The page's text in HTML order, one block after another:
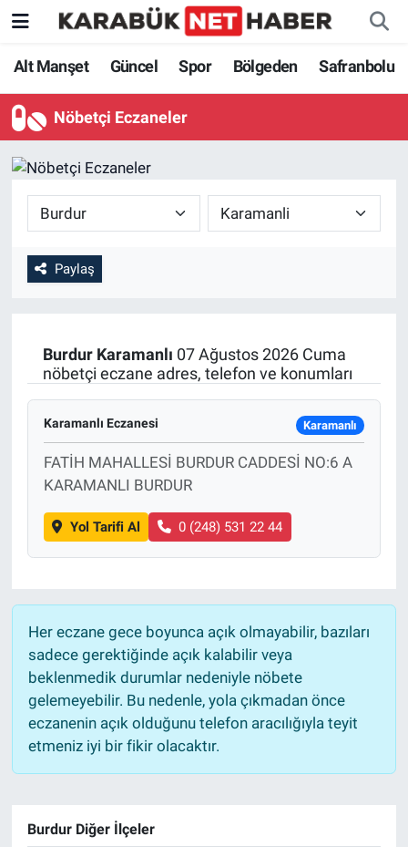
Alt Manşet Güncel Spor Bölgeden Safranbolu
Nöbetçi Eczaneler
Paylaş
Burdur Karamanlı 07 Ağustos 2026 Cuma
nöbetçi eczane adres, telefon ve konumları
Karamanlı Eczanesi Karamanlı
FATİH MAHALLESİ BURDUR CADDESİ NO:6 A
KARAMANLI BURDUR
Yol Tarifi Al 0 (248) 531 22 44
Her eczane gece boyunca açık olmayabilir, bazıları
sadece gerektiğinde açık kalabilir veya
beklenmedik durumlar nedeniyle nöbete
gelemeyebilir. Bu nedenle, yola çıkmadan önce
eczanenin açık olduğunu telefon aracılığıyla teyit
etmeniz iyi bir fikir olacaktır.
Burdur Diğer İlçeler